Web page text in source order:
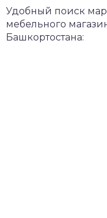
Удобный поиск
мебельного
Башкортостана: